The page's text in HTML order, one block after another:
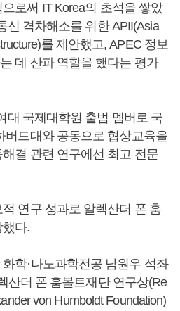
로써 IT Korea의 초석을 쌓았
신 격차해소를 위한 APII(Asia
를 제안했고, APEC 정보
데 산파 역할을 했다는 평가
대 국제대학원 출범 멤버로 국
버드대와 공동으로 협상교육을
결 관련 연구에선 최고 전문
연구 성과로 알렉산더 폰 훔
다.
학·나노과학전공 남원우 석좌
산더 폰 훔볼트재단 연구상(Re
von Humboldt Foundation)